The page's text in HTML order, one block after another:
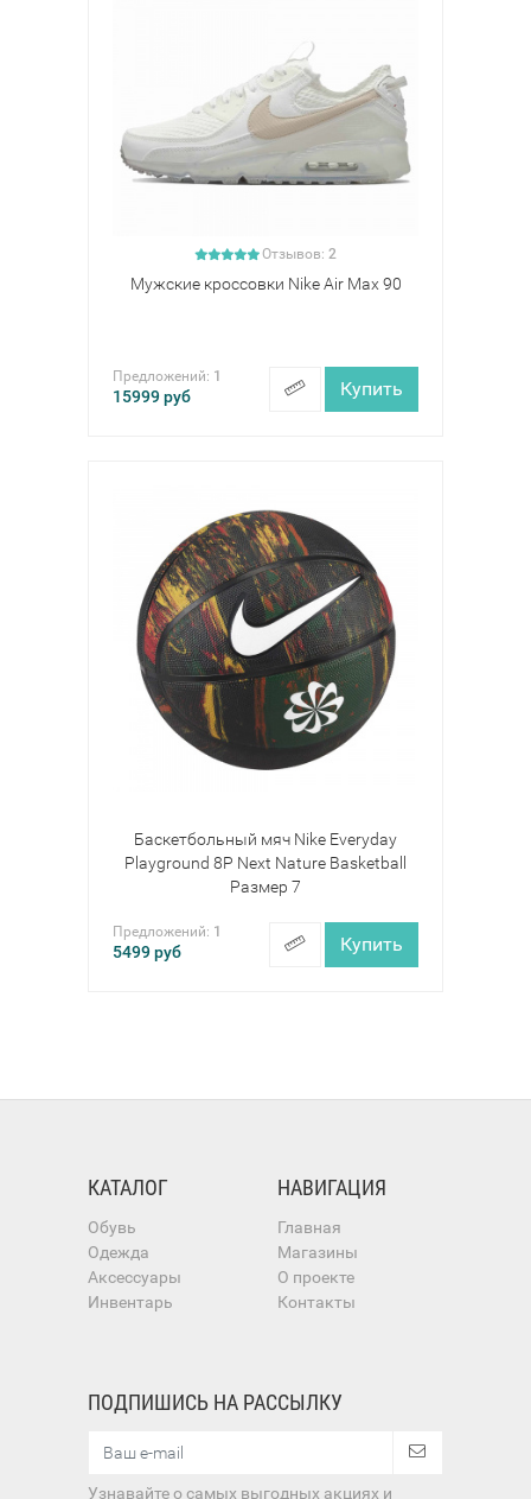
Отзывов: 2
Мужские кроссовки Nike Air Max 90
Предложений: 1
15999руб Купить
Баскетбольный мяч Nike Everyday
Playground 8P Next Nature Basketball
Размер 7
Предложений: 1
5499руб Купить
КАТАЛОГ
Обувь
Одежда
Аксессуары
Инвентарь
НАВИГАЦИЯ
Главная
Магазины
О проекте
Контакты
ПОДПИШИСЬ НА РАССЫЛКУ
Узнавайте о самых выгодных акциях и